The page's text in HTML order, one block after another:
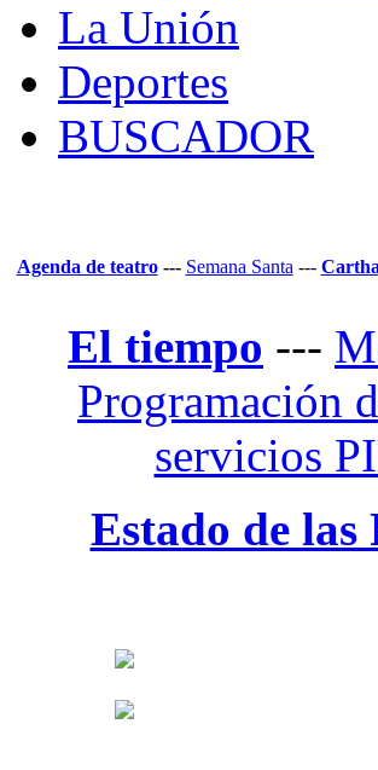
La Unión
Deportes
BUSCADOR
Agenda de teatro --- Semana Santa ---
El tiempo ---
Programación
servicios
Estado de las